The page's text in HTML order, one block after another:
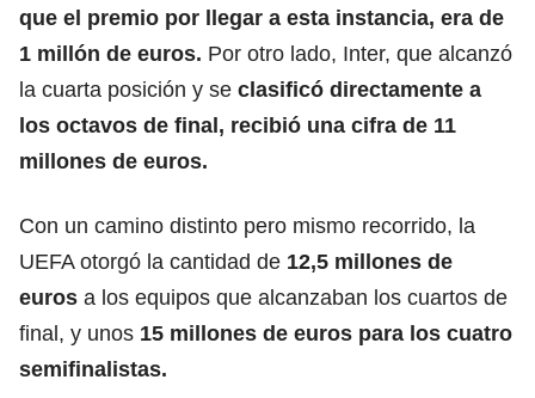
que el premio por llegar a esta instancia, era de
1 millón de euros. Por otro lado, Inter, que alcanzó
la cuarta posición y se clasificó directamente a
los octavos de final, recibió una cifra de 11
millones de euros.
Con un camino distinto pero mismo recorrido, la
UEFA otorgó la cantidad de 12,5 millones de
euros a los equipos que alcanzaban los cuartos de
final, y unos 15 millones de euros para los cuatro
semifinalistas.